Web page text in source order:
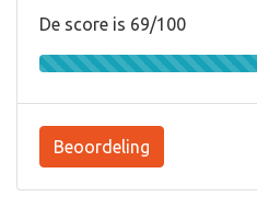
De score is 69/100
Beoordeling